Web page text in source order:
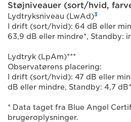
Støjniveauer (sort/hvid,
Lydtryksniveau (LwAd)3
I drift (sort/hvid): 64 dB eller
63,9 dB eller mindre*, Standby:
Lydtryk (LpAm)***
Observatørens placering:
I drift (sort/hvid): 47 dB eller
dB eller mindre, Standby: 4,7
* Data taget fra Blue Angel
brugeroplysninger.